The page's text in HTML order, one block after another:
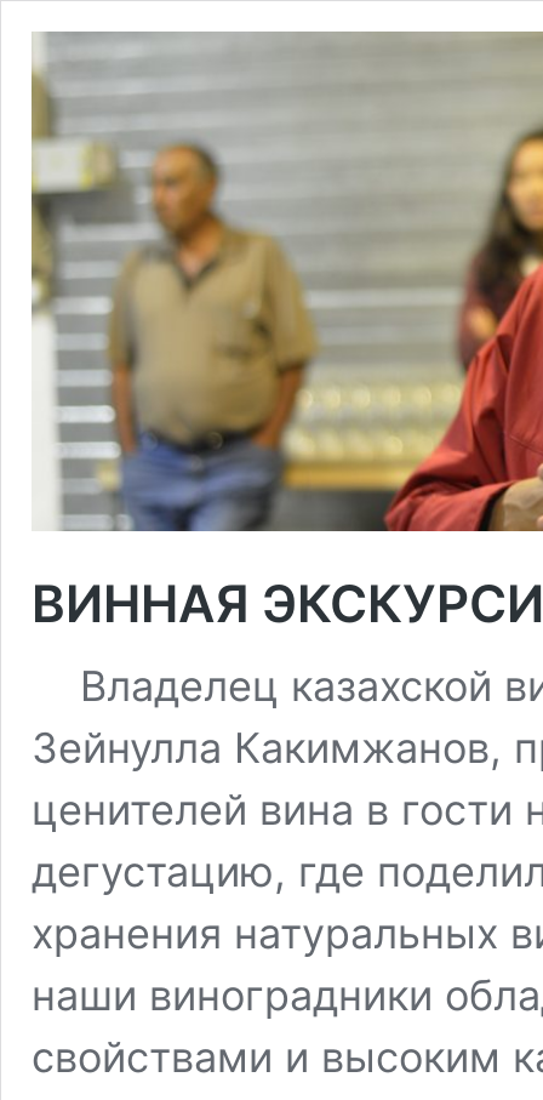
ВИННАЯ
Владелец казахской
Зейнулла Какимжанов,
ценителей вина в гости
дегустацию, где
хранения натуральных
наши виноградники
свойствами и высоким